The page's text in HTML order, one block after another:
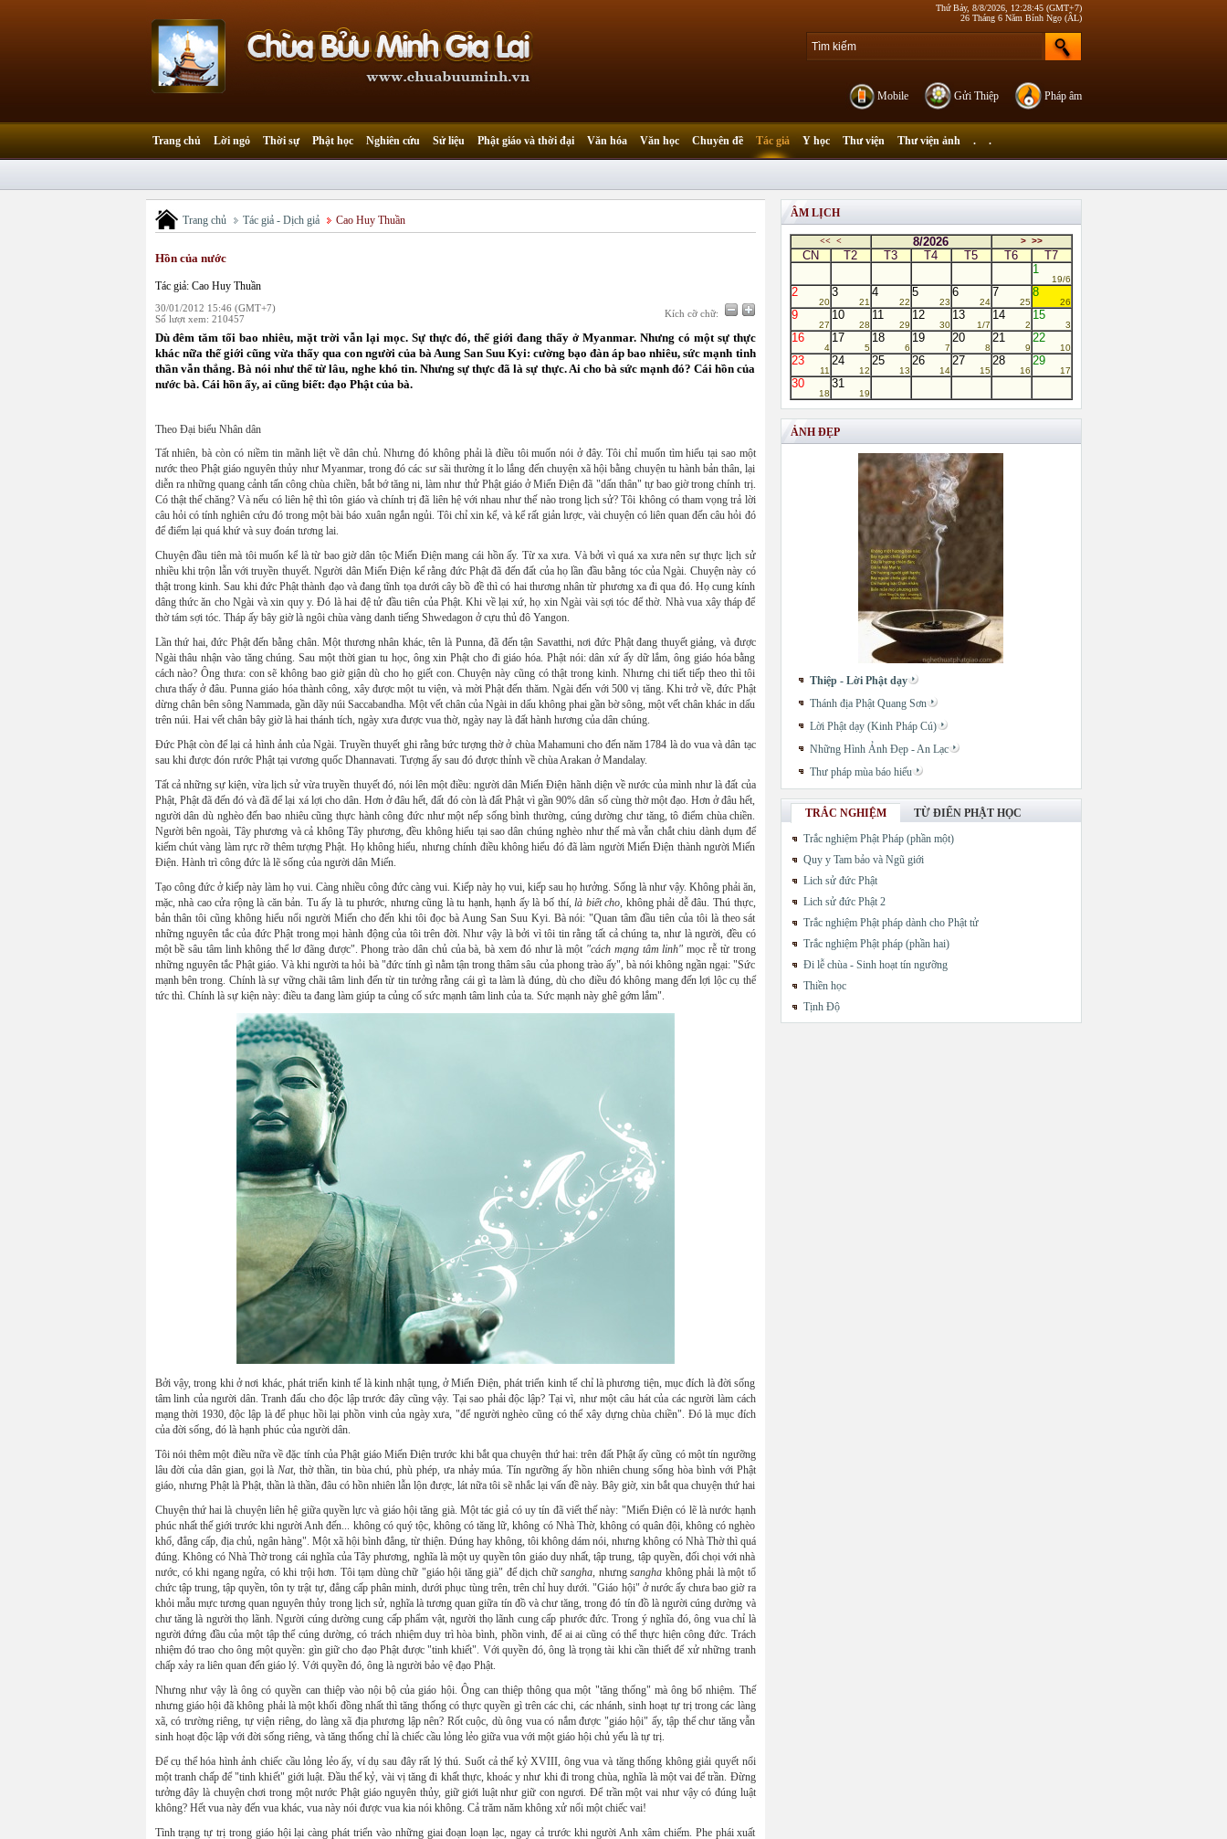
Thứ Bảy, 8/8/2026, 12:28:45 (GMT+7)
26 Tháng 6 Năm Bính Ngọ (ÂL)
Pháp âm
Gửi Thiệp
Mobile
Trang chủ Lời ngỏ Thời sự Phật học Nghiên cứu Sử liệu Phật giáo và thời đại Văn hóa Văn học Chuyên đề Tác giả Y học Thư viện Thư viện ảnh . .
Trang chủ Tác giả - Dịch giả Cao Huy Thuần
Hồn của nước
Tác giả: Cao Huy Thuần
30/01/2012 15:46 (GMT+7)
Số lượt xem: 210457
Kích cỡ chữ:
Dù đêm tăm tối bao nhiêu, mặt trời vẫn lại mọc. Sự thực đó, thế giới đang thấy ở Myanmar. Nhưng có một sự thực
khác nữa thế giới cũng vừa thấy qua con người của bà Aung San Suu Kyi: cường bạo đàn áp bao nhiêu, sức mạnh tinh
thần vẫn thắng. Bà nói như thế từ lâu, nghe khó tin. Nhưng sự thực đã là sự thực. Ai cho bà sức mạnh đó? Cái hồn của
nước bà. Cái hồn ấy, ai cũng biết: đạo Phật của bà.
Theo Đại biểu Nhân dân
Tất nhiên, bà còn có niềm tin mãnh liệt về dân chủ. Nhưng đó không phải là điều tôi muốn nói ở đây. Tôi chỉ muốn tìm hiểu tại sao một
nước theo Phật giáo nguyên thủy như Myanmar, trong đó các sư sãi thường ít lo lắng đến chuyện xã hội bằng chuyện tu hành bản thân, lại
diễn ra những quang cảnh tấn công chùa chiền, bắt bớ tăng ni, làm như thử Phật giáo ở Miến Điện đã "dấn thân" tự bao giờ trong chính trị.
Có thật thế chăng? Và nếu có liên hệ thì tôn giáo và chính trị đã liên hệ với nhau như thế nào trong lịch sử? Tôi không có tham vọng trả lời
câu hỏi có tính nghiên cứu đó trong một bài báo xuân ngắn ngủi. Tôi chỉ xin kể, và kể rất giản lược, vài chuyện có liên quan đến câu hỏi đó
để điểm lại quá khứ và suy đoán tương lai.
Chuyện đầu tiên mà tôi muốn kể là từ bao giờ dân tộc Miến Điện mang cái hồn ấy. Từ xa xưa. Và bởi vì quá xa xưa nên sự thực lịch sử
nhiều khi trộn lẫn với truyền thuyết. Người dân Miến Điện kể rằng đức Phật đã đến đất của họ lần đầu bằng tóc của Ngài. Chuyện này có
thật trong kinh. Sau khi đức Phật thành đạo và đang tĩnh tọa dưới cây bồ đề thì có hai thương nhân từ phương xa đi qua đó. Họ cung kính
dâng thức ăn cho Ngài và xin quy y. Đó là hai đệ tử đầu tiên của Phật. Khi về lại xứ, họ xin Ngài vài sợi tóc để thờ. Nhà vua xây tháp để
thờ tám sợi tóc. Tháp ấy bây giờ là ngôi chùa vàng danh tiếng Shwedagon ở cựu thủ đô Yangon.
Lần thứ hai, đức Phật đến bằng chân. Một thương nhân khác, tên là Punna, đã đến tận Savatthi, nơi đức Phật đang thuyết giảng, và được
Ngài thâu nhận vào tăng chúng. Sau một thời gian tu học, ông xin Phật cho đi giáo hóa. Phật nói: dân xứ ấy dữ lắm, ông giáo hóa bằng
cách nào? Ông thưa: con sẽ không bao giờ giận dù cho họ giết con. Chuyện này cũng có thật trong kinh. Nhưng chi tiết tiếp theo thì tôi
chưa thấy ở đâu. Punna giáo hóa thành công, xây được một tu viện, và mời Phật đến thăm. Ngài đến với 500 vị tăng. Khi trở về, đức Phật
dừng chân bên sông Nammada, gần dãy núi Saccabandha. Một vết chân của Ngài in dấu không phai gần bờ sông, một vết chân khác in dấu
trên núi. Hai vết chân bây giờ là hai thánh tích, ngày xưa được vua thờ, ngày nay là đất hành hương của dân chúng.
Đức Phật còn để lại cả hình ảnh của Ngài. Truyền thuyết ghi rằng bức tượng thờ ở chùa Mahamuni cho đến năm 1784 là do vua và dân tạc
sau khi được đón rước Phật tại vương quốc Dhannavati. Tượng ấy sau đó được thỉnh về chùa Arakan ở Mandalay.
Tất cả những sự kiện, vừa lịch sử vừa truyền thuyết đó, nói lên một điều: người dân Miến Điện hãnh diện về nước của mình như là đất của
Phật, Phật đã đến đó và đã để lại xá lợi cho dân. Hơn ở đâu hết, đất đó còn là đất Phật vì gần 90% dân số cùng thờ một đạo. Hơn ở đâu hết,
người dân dù nghèo đến bao nhiêu cũng thực hành công đức như một nếp sống bình thường, cúng dường chư tăng, tô điểm chùa chiền.
Người bên ngoài, Tây phương và cả không Tây phương, đều không hiểu tại sao dân chúng nghèo như thế mà vẫn chắt chiu dành dụm để
kiếm chút vàng làm rực rỡ thêm tượng Phật. Họ không hiểu, nhưng chính điều không hiểu đó đã làm người Miến Điện thành người Miến
Điện. Hành trì công đức là lẽ sống của người dân Miến.
Tạo công đức ở kiếp này làm họ vui. Càng nhiều công đức càng vui. Kiếp này họ vui, kiếp sau họ hưởng. Sống là như vậy. Không phải ăn,
mặc, nhà cao cửa rộng là căn bản. Tu ấy là tu phước, nhưng cũng là tu hạnh, hạnh ấy là bố thí,là biết cho, không phải dễ đâu. Thú thực,
bản thân tôi cũng không hiểu nổi người Miến cho đến khi tôi đọc bà Aung San Suu Kyi. Bà nói: "Quan tâm đầu tiên của tôi là theo sát
những nguyên tắc của đức Phật trong mọi hành động của tôi trên đời. Như vậy là bởi vì tôi tin rằng tất cả chúng ta, như là người, đều có
một bề sâu tâm linh không thể lơ đãng được". Phong trào dân chủ của bà, bà xem đó như là một "cách mạng tâm linh" mọc rễ từ trong
những nguyên tắc Phật giáo. Và khi người ta hỏi bà "đức tính gì nằm tận trong thâm sâu của phong trào ấy", bà nói không ngần ngại: "Sức
mạnh bên trong. Chính là sự vững chãi tâm linh đến từ tin tưởng rằng cái gì ta làm là đúng, dù cho điều đó không mang đến lợi lộc cụ thể
tức thì. Chính là sự kiện này: điều ta đang làm giúp ta củng cố sức mạnh tâm linh của ta. Sức mạnh này ghê gớm lắm".
Bởi vậy, trong khi ở nơi khác, phát triển kinh tế là kinh nhật tụng, ở Miến Điện, phát triển kinh tế chỉ là phương tiện, mục đích là đời sống
tâm linh của người dân. Tranh đấu cho độc lập trước đây cũng vậy. Tại sao phải độc lập? Tại vì, như một câu hát của các người làm cách
mạng thời 1930, độc lập là để phục hồi lại phồn vinh của ngày xưa, "để người nghèo cũng có thể xây dựng chùa chiền". Đó là mục đích
của đời sống, đó là hạnh phúc của người dân.
Tôi nói thêm một điều nữa về đặc tính của Phật giáo Miến Điện trước khi bắt qua chuyện thứ hai: trên đất Phật ấy cũng có một tín ngưỡng
lâu đời của dân gian, gọi làNat, thờ thần, tin bùa chú, phù phép, ưa nhảy múa. Tín ngưỡng ấy hồn nhiên chung sống hòa bình với Phật
giáo, nhưng Phật là Phật, thần là thần, đâu có hồn nhiên lẫn lộn được, lát nữa tôi sẽ nhắc lại vấn đề này. Bây giờ, xin bắt qua chuyện thứ hai
Chuyện thứ hai là chuyện liên hệ giữa quyền lực và giáo hội tăng già. Một tác giả có uy tín đã viết thế này: "Miến Điện có lẽ là nước hạnh
phúc nhất thế giới trước khi người Anh đến... không có quý tộc, không có tăng lữ, không có Nhà Thờ, không có quân đội, không có nghèo
khổ, đẳng cấp, địa chủ, ngân hàng". Một xã hội bình đẳng, từ thiện. Đúng hay không, tôi không dám nói, nhưng không có Nhà Thờ thì quá
đúng. Không có Nhà Thờ trong cái nghĩa của Tây phương, nghĩa là một uy quyền tôn giáo duy nhất, tập trung, tập quyền, đối chọi với nhà
nước, có khi ngang ngửa, có khi trội hơn. Tôi tạm dùng chữ "giáo hội tăng già" để dịch chữsangha, nhưngsangha không phải là một tổ
chức tập trung, tập quyền, tôn ty trật tự, đẳng cấp phân minh, dưới phục tùng trên, trên chỉ huy dưới. "Giáo hội" ở nước ấy chưa bao giờ ra
khỏi mẫu mực tương quan nguyên thủy trong lịch sử, nghĩa là tương quan giữa tín đồ và chư tăng, trong đó tín đồ là người cúng dường và
chư tăng là người thọ lãnh. Người cúng dường cung cấp phẩm vật, người thọ lãnh cung cấp phước đức. Trong ý nghĩa đó, ông vua chỉ là
người đứng đầu của một tập thể cúng dường, có trách nhiệm duy trì hòa bình, phồn vinh, để ai ai cũng có thể thực hiện công đức. Trách
nhiệm đó trao cho ông một quyền: gìn giữ cho đạo Phật được "tinh khiết". Với quyền đó, ông là trọng tài khi cần thiết để xử những tranh
chấp xảy ra liên quan đến giáo lý. Với quyền đó, ông là người bảo vệ đạo Phật.
Nhưng như vậy là ông có quyền can thiệp vào nội bộ của giáo hội. Ông can thiệp thông qua một "tăng thống" mà ông bổ nhiệm. Thế
nhưng giáo hội đã không phải là một khối đồng nhất thì tăng thống có thực quyền gì trên các chi, các nhánh, sinh hoạt tự trị trong các làng
xã, có trường riêng, tự viện riêng, do làng xã địa phương lập nên? Rốt cuộc, dù ông vua có nắm được "giáo hội" ấy, tập thể chư tăng vẫn
sinh hoạt độc lập với đời sống riêng, và tăng thống chỉ là chiếc cầu lỏng lẻo giữa vua với một giáo hội chủ yếu là tự trị.
Để cụ thể hóa hình ảnh chiếc cầu lỏng lẻo ấy, ví dụ sau đây rất lý thú. Suốt cả thế kỷ XVIII, ông vua và tăng thống không giải quyết nổi
một tranh chấp để "tinh khiết" giới luật. Đầu thế kỷ, vài vị tăng đi khất thực, khoác y như khi đi trong chùa, nghĩa là một vai để trần. Đừng
tưởng đây là chuyện chơi trong một nước Phật giáo nguyên thủy, giữ giới luật như giữ con ngươi. Để trần một vai như vậy có đúng luật
không? Hết vua này đến vua khác, vua này nói được vua kia nói không. Cả trăm năm không xử nổi một chiếc vai!
Tình trạng tự trị trong giáo hội lại càng phát triển vào những giai đoạn loạn lạc, ngay cả trước khi người Anh xâm chiếm. Phe phái xuất
ÂM LỊCH
<< < 8/2026 > >>
CN T2 T3 T4 T5 T6
T7
1
19/6
2
20
3
21
4
22
5
23
6
24
7
25
8
26
9
27
10
28
11
29
12
30
13
1/7
14
2
15
3
16
4
17
5
18
6
19
7
20
8
21
9
22
10
23
11
24
12
25
13
26
14
27
15
28
16
29
17
30
18
31
19
ẢNH ĐẸP
Thiệp - Lời Phật dạy
Thánh địa Phật Quang Sơn
Lời Phật dạy (Kinh Pháp Cú)
Những Hình Ảnh Đẹp - An Lạc
Thư pháp mùa báo hiếu
TRẮC NGHIỆM
TỪ ĐIỂN PHẬT HỌC
Trắc nghiệm Phật Pháp (phần một)
Quy y Tam bảo và Ngũ giới
Lich sử đức Phật
Lich sử đức Phật 2
Trắc nghiệm Phật pháp dành cho Phật tử
Trắc nghiệm Phật pháp (phần hai)
Đi lễ chùa - Sinh hoạt tín ngưỡng
Thiền học
Tịnh Độ